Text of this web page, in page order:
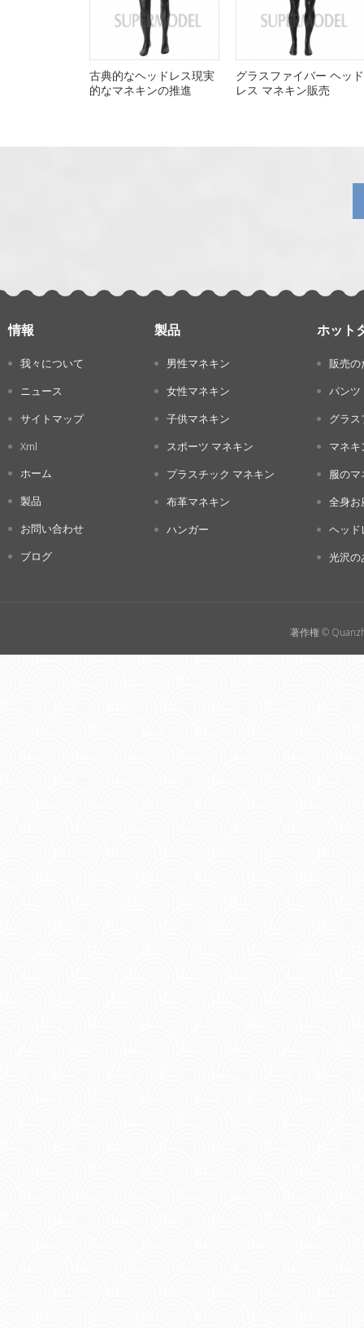
古典的なヘッドレス現実
的なマネキンの推進
グラスファイバー ヘッド
レス マネキン販売
情報
我々について
ニュース
サイトマップ
Xml
ホーム
製品
お問い合わせ
ブログ
製品
男性マネキン
女性マネキン
子供マネキン
スポーツ マネキン
プラスチック マネキン
布革マネキン
ハンガー
ホット
販売の
パンツ
グラ
マネ
服の
全身お
ヘッド
光沢の
著作権 ©